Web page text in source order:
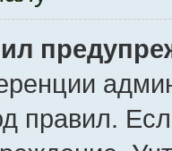
правил.